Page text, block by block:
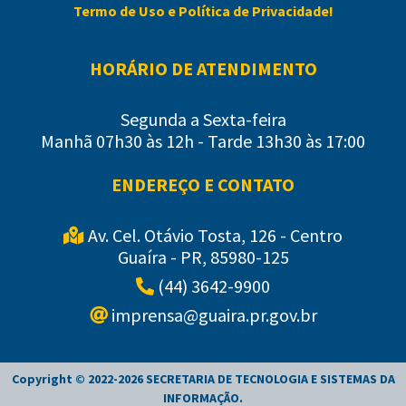
Termo de Uso e Política de Privacidade!
HORÁRIO DE ATENDIMENTO
Segunda a Sexta-feira
Manhã 07h30 às 12h - Tarde 13h30 às 17:00
ENDEREÇO E CONTATO
Av. Cel. Otávio Tosta, 126 - Centro
Guaíra - PR, 85980-125
(44) 3642-9900
imprensa@guaira.pr.gov.br
Copyright © 2022-2026SECRETARIA DE TECNOLOGIA E SISTEMAS DA
INFORMAÇÃO.